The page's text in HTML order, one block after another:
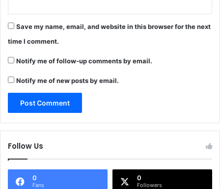
Save my name, email, and website in this browser for the next
time I comment.
Notify me of follow-up comments by email.
Notify me of new posts by email.
Follow Us
0
Fans
0
Followers